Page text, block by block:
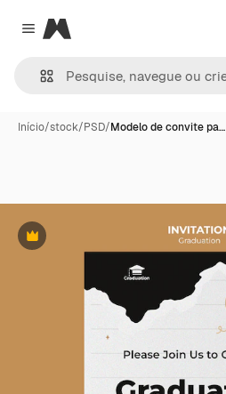
Close menu
Magnific
Início/stock/PSD/Modelo de convite pa…
Premium